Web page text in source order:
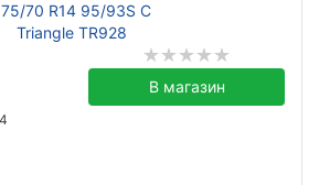
70 R14 95/93S C
Triangle TR928
В магазин